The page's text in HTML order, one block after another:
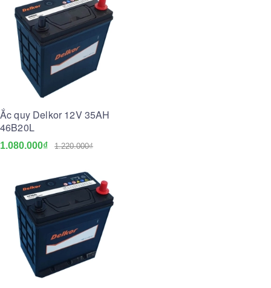
Ắc quy Delkor 12V 35AH
46B20L
1.080.000₫ 1.220.000₫